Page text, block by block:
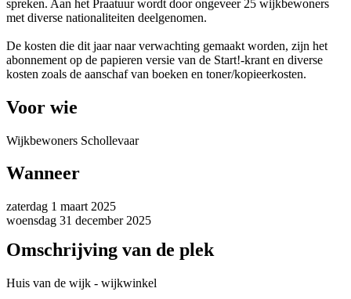
spreken. Aan het Praatuur wordt door ongeveer 25 wijkbewoners
met diverse nationaliteiten deelgenomen.
De kosten die dit jaar naar verwachting gemaakt worden, zijn het
abonnement op de papieren versie van de Start!-krant en diverse
kosten zoals de aanschaf van boeken en toner/kopieerkosten.
Voor wie
Wijkbewoners Schollevaar
Wanneer
zaterdag 1 maart 2025
woensdag 31 december 2025
Omschrijving van de plek
Huis van de wijk - wijkwinkel